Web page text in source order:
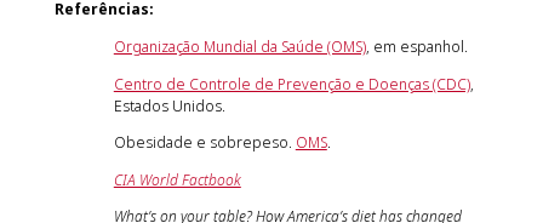
Referências:
Organização Mundial da Saúde (OMS), em espanhol.
Centro de Controle de Prevenção e Doenças (CDC),
Estados Unidos.
Obesidade e sobrepeso. OMS.
CIA World Factbook
What’s on your table? How America’s diet has changed